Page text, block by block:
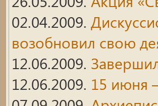
02.04.2009.
возобновил свою
12.06.2009.
12.06.2009. 15 июня